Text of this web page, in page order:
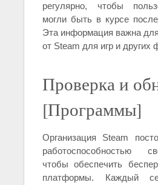
регулярно, чтобы
могли быть в курсе
Эта информация важна для
от Steam для игр и других
Проверка и
[Программы]
Организация Steam
работоспособностью
чтобы обеспечить
платформы. Каждый